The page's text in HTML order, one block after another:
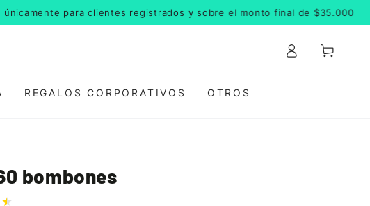
para clientes registrados y sobre el monto final de $35.000
REGALOS CORPORATIVOS OTROS
sesión
Carrito
bombones